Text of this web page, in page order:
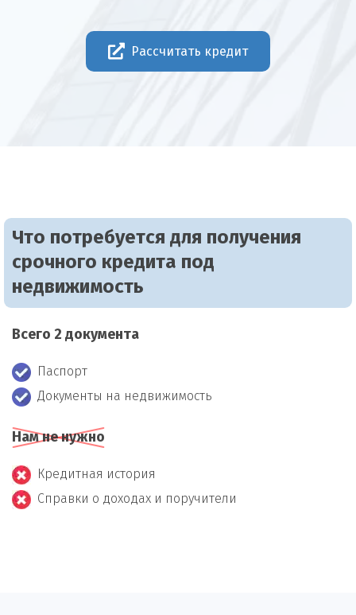
Рассчитать кредит
Что потребуется для получения
срочного кредита под
недвижимость
Всего 2 документа
Паспорт
Документы на недвижимость
Нам не нужно
Кредитная история
Справки о доходах и поручители